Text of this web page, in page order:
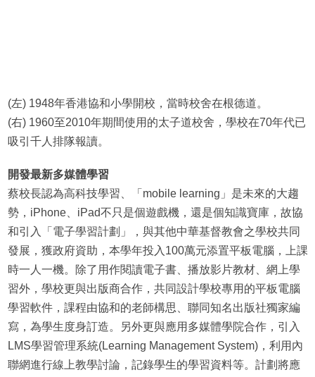
(左) 1948年香港協和小學開校，當時校舍在根德道。
(右) 1960至2010年期間使用的太子道校舍，學校在70年代已
吸引千人排隊報讀。
開發最新多媒體學習
蔡校長認為高科技學習、「mobile learning」是未來的大趨
勢，iPhone、iPad不只是個遊戲機，還是個知識寶庫，故協
和引入「電子學習計劃」，與其他中華基督教會之學校共同
發展，獲政府資助，本學年投入100萬元添置平板電腦，上課
時一人一機。除了用作閱讀電子書、播放影片教材、網上學
習外，學校更與出版商合作，共同設計學校專用的平板電腦
學習軟件，課程由協和的老師構思、聯同知名出版社獨家編
寫，為學生度身訂造。另外更與應用多媒體學院合作，引入
LMS學習管理系統(Learning Management System)，利用內
聯網進行線上教學討論，記錄學生的學習資料等。計劃將應